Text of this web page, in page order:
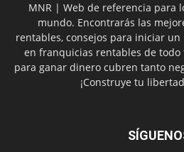
MNR | Web de referencia para
mundo. Encontrarás las
rentables, consejos para iniciar
en franquicias rentables de todo
para ganar dinero cubren tanto
¡Construye tu